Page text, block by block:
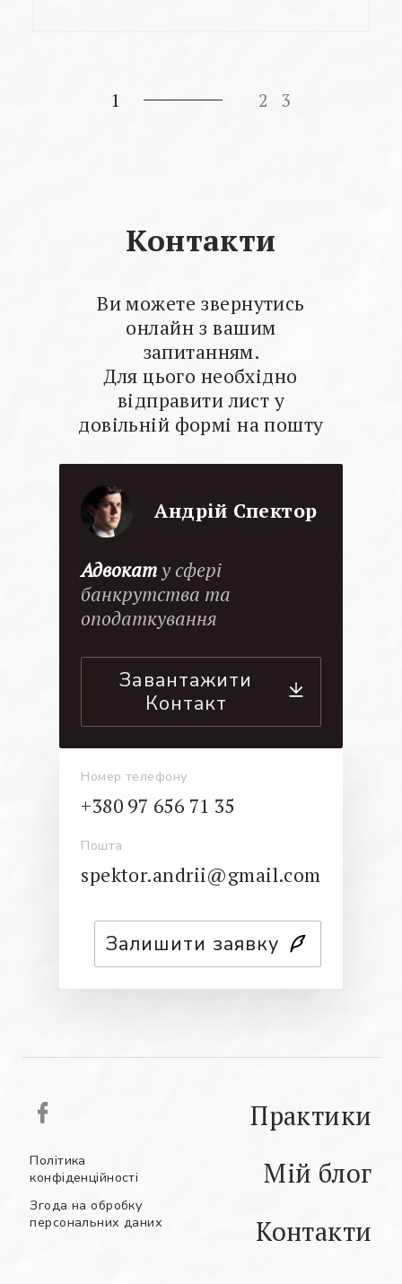
1 2 3
Контакти
Ви можете звернутись
онлайн з вашим
запитанням.
Для цього необхідно
відправити лист у
довільній формі на пошту
Андрій Спектор
Адвокату сфері
банкрутства та
оподаткування
Завантажити
Контакт
Номер телефону
+380 97 656 71 35
Пошта
spektor.andrii@gmail.com
Залишити заявку
Практики
Мій блог
Контакти
Політика
конфіденційності
Згода на обробку
персональних даних